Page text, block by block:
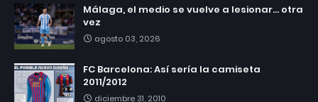
Málaga, el medio se vuelve a lesionar... otra
vez
agosto 03, 2026
FC Barcelona: Así sería la camiseta
2011/2012
diciembre 31, 2010